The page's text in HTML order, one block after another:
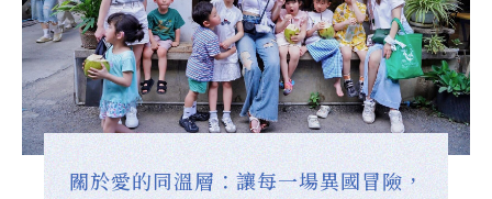
關於愛的同溫層：讓每一場異國冒險，